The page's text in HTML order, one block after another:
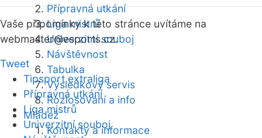
Přípravná utkání
Liga mistrů
Univerzitní souboj
Návštěvnost
Tabulka
Výsledkový servis
Rozlosování a info
Mládež
Kontakty a informace
Vaše připomínky k této stránce uvítáme na
webmaster@esports.cz.
Tweet
Tipsport extraliga
Přípravná utkání
Liga mistrů
Univerzitní souboj